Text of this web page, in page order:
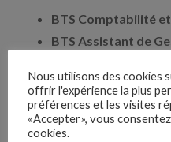
BTS Comptabilité
BTS Assistant de
Formation en
Salaire
Nous utilisons des cookies
offrir l'expérience la plus
préférences et les visites
«Accepter», vous
cookies.